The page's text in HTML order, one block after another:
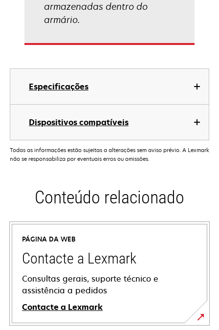
Especificações
Dispositivos compatíveis
armazenadas dentro do
armário.
Todas as informações estão sujeitas a alterações sem aviso prévio. A Lexmark
não se responsabiliza por eventuais erros ou omissões.
Conteúdo relacionado
PÁGINA DA WEB
Contacte a Lexmark
Consultas gerais, suporte técnico e
assistência a pedidos
Contacte a Lexmark